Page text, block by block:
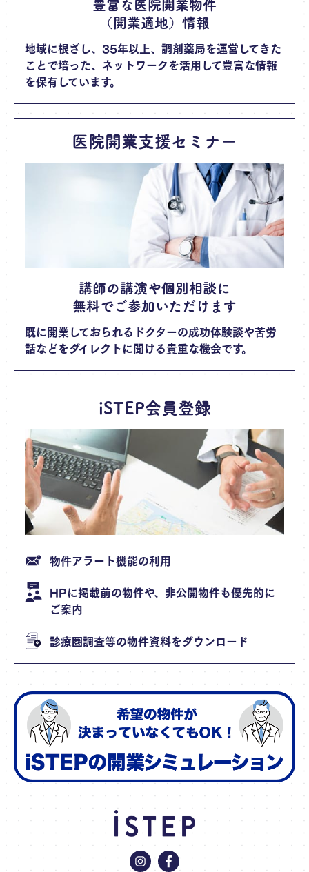
豊富な医院開業物件
（開業適地）情報
地域に根ざし、35年以上、調剤薬局を運営してきた
ことで培った、ネットワークを活用して豊富な情報
を保有しています。
医院開業支援セミナー
講師の講演や個別相談に
無料でご参加いただけます
既に開業しておられるドクターの成功体験談や苦労
話などをダイレクトに聞ける貴重な機会です。
iSTEP会員登録
物件アラート機能の利用
HPに掲載前の物件や、非公開物件も優先的に
ご案内
診療圏調査等の物件資料をダウンロード